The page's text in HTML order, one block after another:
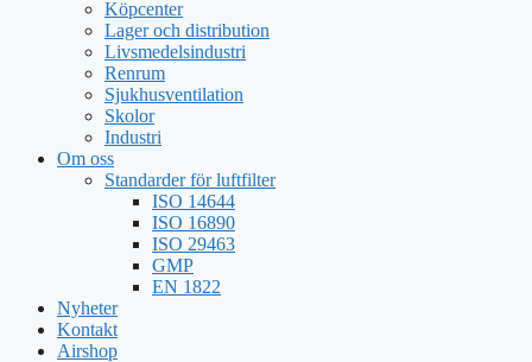
Köpcenter
Lager och distribution
Livsmedelsindustri
Renrum
Sjukhusventilation
Skolor
Industri
Om oss
Standarder för luftfilter
ISO 14644
ISO 16890
ISO 29463
GMP
EN 1822
Nyheter
Kontakt
Airshop